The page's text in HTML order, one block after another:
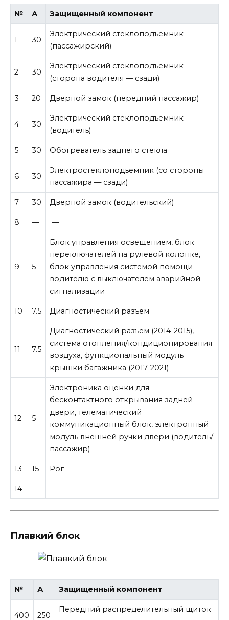
№ А Защищенный компонент
1 30
Электрический стеклоподъемник
(пассажирский)
2 30
Электрический стеклоподъемник
(сторона водителя — сзади)
3 20 Дверной замок (передний пассажир)
4 30
Электрический стеклоподъемник
(водитель)
5 30 Обогреватель заднего стекла
6 30
Электростеклоподъемник (со стороны
пассажира — сзади)
7 30 Дверной замок (водительский)
8 — —
9 5
Блок управления освещением, блок
переключателей на рулевой колонке,
блок управления системой помощи
водителю с выключателем аварийной
сигнализации
10 7.5 Диагностический разъем
11 7.5
Диагностический разъем (2014-2015),
система отопления/кондиционирования
воздуха, функциональный модуль
крышки багажника (2017-2021)
12 5
Электроника оценки для
бесконтактного открывания задней
двери, телематический
коммуникационный блок, электронный
модуль внешней ручки двери (водитель/
пассажир)
13 15 Рог
14 — —
Плавкий блок
№ А Защищенный компонент
400 250
Передний распределительный щиток